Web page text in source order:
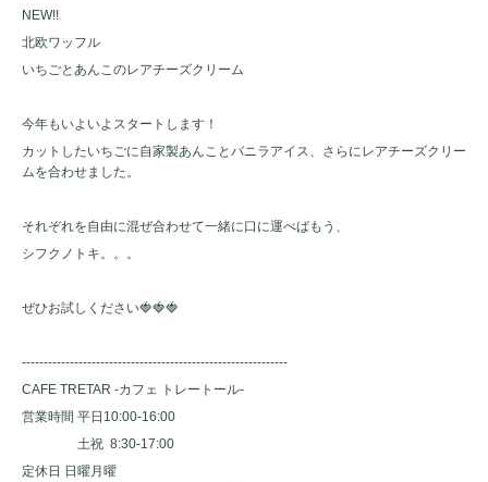
NEW!!
北欧ワッフル
いちごとあんこのレアチーズクリーム
今年もいよいよスタートします！
カットしたいちごに自家製あんことバニラアイス、さらにレアチーズクリー
ムを合わせました。
それぞれを自由に混ぜ合わせて一緒に口に運べばもう、
シフクノトキ。。。
ぜひお試しください🍓🍓🍓
-------------------------------------------------------------
CAFE TRETAR -カフェ トレートール-
営業時間 平日10:00-16:00
土祝 8:30-17:00
定休日 日曜月曜